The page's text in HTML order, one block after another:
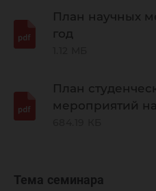
План научных
год
План
мероприятий
Тема семинара